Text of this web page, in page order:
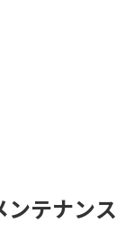
ンテナン